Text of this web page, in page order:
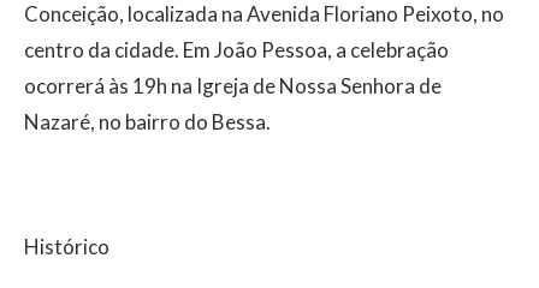
Conceição, localizada na Avenida Floriano Peixoto, no
centro da cidade. Em João Pessoa, a celebração
ocorrerá às 19h na Igreja de Nossa Senhora de
Nazaré, no bairro do Bessa.
Histórico